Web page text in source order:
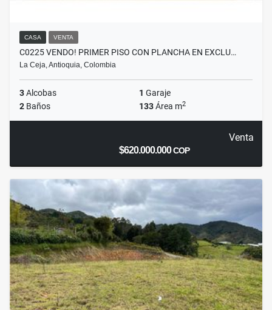
CASA VENTA
C0225 VENDO! PRIMER PISO CON PLANCHA EN EXCLU…
La Ceja, Antioquia, Colombia
3Alcobas 1 Garaje
2 Baños 133Área m2
Venta
$620.000.000COP